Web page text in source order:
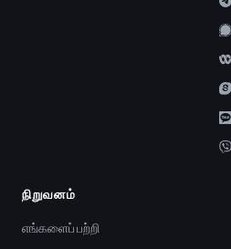
நிறுவனம்
எங்களைப் பற்றி